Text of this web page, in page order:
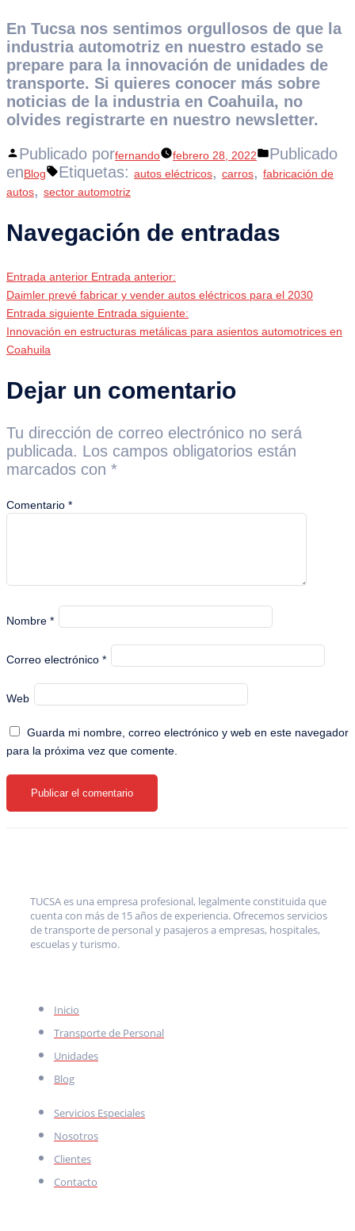
En Tucsa nos sentimos orgullosos de que la
industria automotriz en nuestro estado se
prepare para la innovación de unidades de
transporte. Si quieres conocer más sobre
noticias de la industria en Coahuila, no
olvides registrarte en nuestro newsletter.
Publicado porfernando febrero 28, 2022
Publicado
enBlog Etiquetas: autos eléctricos, carros, fabricación de
autos, sector automotriz
Navegación de entradas
Entrada anterior Entrada anterior:
Daimler prevé fabricar y vender autos eléctricos para el 2030
Entrada siguiente Entrada siguiente:
Innovación en estructuras metálicas para asientos automotrices en
Coahuila
Dejar un comentario
Tu dirección de correo electrónico no será
publicada. Los campos obligatorios están
marcados con *
Comentario *
Nombre *
Correo electrónico *
Web
Guarda mi nombre, correo electrónico y web en este navegador
para la próxima vez que comente.
TUCSA es una empresa profesional, legalmente constituida que
cuenta con más de 15 años de experiencia. Ofrecemos servicios
de transporte de personal y pasajeros a empresas, hospitales,
escuelas y turismo.
Inicio
Transporte de Personal
Unidades
Blog
Servicios Especiales
Nosotros
Clientes
Contacto